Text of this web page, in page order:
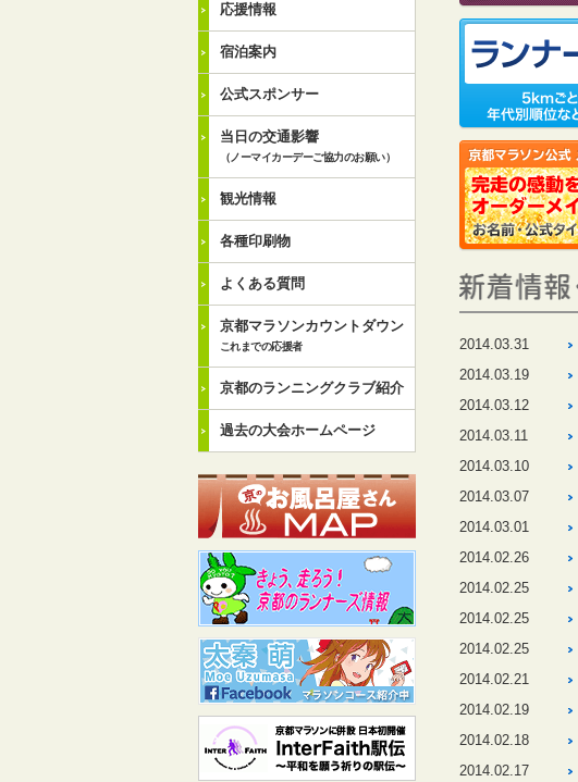
2014.03.31
2014.03.19
2014.03.12
2014.03.11
2014.03.10
2014.03.07
2014.03.01
2014.02.26
2014.02.25
2014.02.25
2014.02.25
2014.02.21
2014.02.19
2014.02.18
2014.02.17
応援情報
宿泊案内
公式スポンサー
当日の交通影響
（ノーマイカーデーご協力のお願い）
観光情報
各種印刷物
よくある質問
京都マラソンカウントダウン
これまでの応援者
京都のランニングクラブ紹介
過去の大会ホームページ